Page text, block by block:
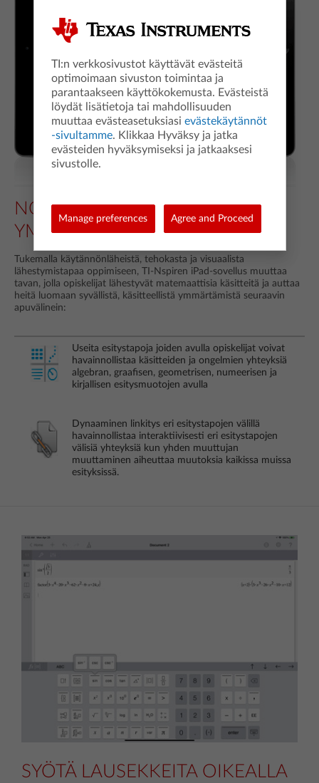
NOPEUTA
YMMÄRTÄMISPROSESSIA
Tukemalla käytännönläheistä, tehokasta ja visuaalista
lähestymistapaa oppimiseen, TI-Nspiren iPad-sovellus muuttaa
tavan, jolla opiskelijat lähestyvät matemaattisia käsitteitä ja auttaa
heitä luomaan syvällistä, käsitteellistä ymmärtämistä seuraavin
apuvälinein:
Useita esitystapoja joiden avulla opiskelijat voivat
havainnollistaa käsitteiden ja ongelmien yhteyksiä
algebran, graafisen, geometrisen, numeerisen ja
kirjallisen esitysmuotojen avulla
Dynaaminen linkitys eri esitystapojen välillä
havainnollistaa interaktiivisesti eri esitystapojen
välisiä yhteyksiä kun yhden muuttujan
muuttaminen aiheuttaa muutoksia kaikissa muissa
esityksissä.
SYÖTÄ LAUSEKKEITA OIKEALLA
TI:n verkkosivustot käyttävät evästeitä
optimoimaan sivuston toimintaa ja
parantaakseen käyttökokemusta. Evästeistä
löydät lisätietoja tai mahdollisuuden
muuttaa evästeasetuksiasi evästekäytännöt
-sivultamme. Klikkaa Hyväksy ja jatka
evästeiden hyväksymiseksi ja jatkaaksesi
sivustolle.
Manage preferences Agree and Proceed